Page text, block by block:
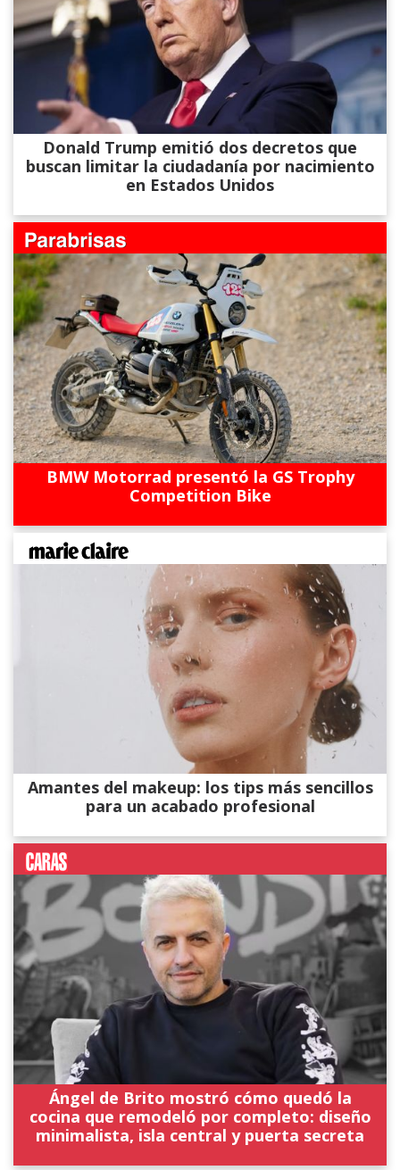
Donald Trump emitió dos decretos que
buscan limitar la ciudadanía por nacimiento
en Estados Unidos
BMW Motorrad presentó la GS Trophy
Competition Bike
Amantes del makeup: los tips más sencillos
para un acabado profesional
Ángel de Brito mostró cómo quedó la
cocina que remodeló por completo: diseño
minimalista, isla central y puerta secreta